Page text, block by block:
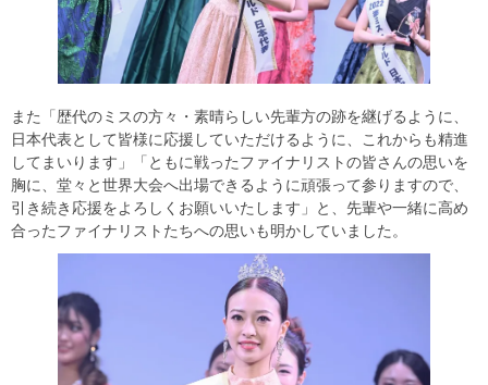
また「歴代のミスの方々・素晴らしい先輩方の跡を継げるように、
日本代表として皆様に応援していただけるように、これからも精進
してまいります」「ともに戦ったファイナリストの皆さんの思いを
胸に、堂々と世界大会へ出場できるように頑張って参りますので、
引き続き応援をよろしくお願いいたします」と、先輩や一緒に高め
合ったファイナリストたちへの思いも明かしていました。